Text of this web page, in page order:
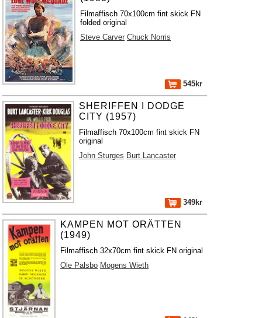
Filmaffisch 70x100cm fint skick FN
folded original
Steve Carver Chuck Norris
545kr
SHERIFFEN I DODGE
CITY (1957)
Filmaffisch 70x100cm fint skick FN
original
John Sturges Burt Lancaster
349kr
KAMPEN MOT ORÄTTEN
(1949)
Filmaffisch 32x70cm fint skick FN original
Ole Palsbo Mogens Wieth